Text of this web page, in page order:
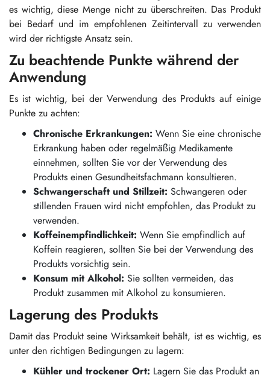
es wichtig, diese Menge nicht zu überschreiten. Das Produkt
bei Bedarf und im empfohlenen Zeitintervall zu verwenden
wird der richtigste Ansatz sein.
Zu beachtende Punkte während der
Anwendung
Es ist wichtig, bei der Verwendung des Produkts auf einige
Punkte zu achten:
Chronische Erkrankungen: Wenn Sie eine chronische
Erkrankung haben oder regelmäßig Medikamente
einnehmen, sollten Sie vor der Verwendung des
Produkts einen Gesundheitsfachmann konsultieren.
Schwangerschaft und Stillzeit: Schwangeren oder
stillenden Frauen wird nicht empfohlen, das Produkt zu
verwenden.
Koffeinempfindlichkeit: Wenn Sie empfindlich auf
Koffein reagieren, sollten Sie bei der Verwendung des
Produkts vorsichtig sein.
Konsum mit Alkohol: Sie sollten vermeiden, das
Produkt zusammen mit Alkohol zu konsumieren.
Lagerung des Produkts
Damit das Produkt seine Wirksamkeit behält, ist es wichtig, es
unter den richtigen Bedingungen zu lagern:
Kühler und trockener Ort: Lagern Sie das Produkt an